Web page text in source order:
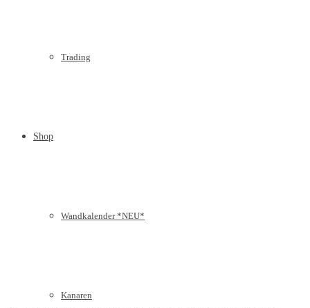
Trading
Shop
Wandkalender *NEU*
Kanaren